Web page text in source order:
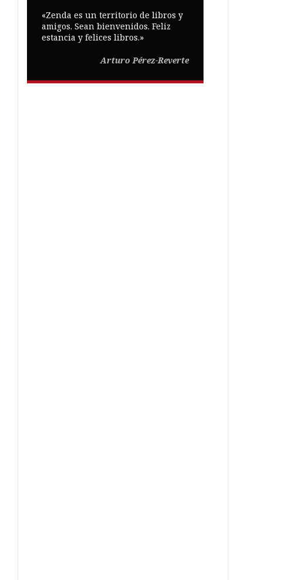
«Zenda es un territorio de libros y
amigos. Sean bienvenidos. Feliz
estancia y felices libros.»
Arturo Pérez-Reverte